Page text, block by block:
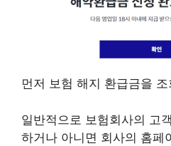
먼저 보험 해지 환급금을
일반적으로 보험회사의 고
하거나 아니면 회사의 홈페